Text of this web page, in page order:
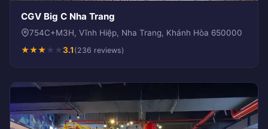
CGV Big C Nha Trang
754C+M3H, Vĩnh Hiệp, Nha Trang, Khánh Hòa 650000
★★★★ ★3.1 (236 reviews)